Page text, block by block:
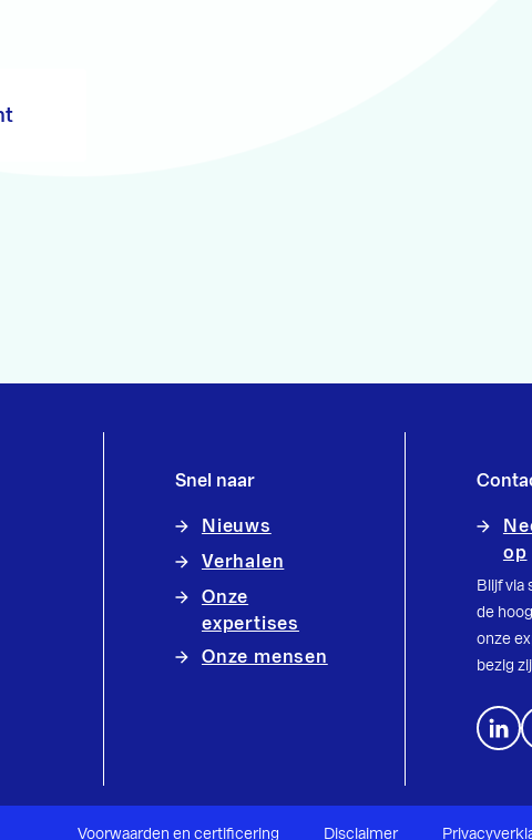
Snel naar
Nieuws
Verhalen
Onze
expertises
Onze mensen
op
Blijf via
de
onze
bezig
Voorwaarden en certificering Disclaimer